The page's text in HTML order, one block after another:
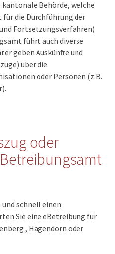
Behörde, welche
für die Durchführung der
Fortsetzungsverfahren)
führt auch diverse
geben Auskünfte und
über die
oder Personen (z.B.
oder
schnell einen
Sie eine eBetreibung für
, Hagendorn oder